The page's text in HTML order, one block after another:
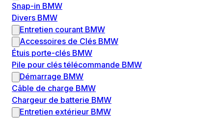
Snap-in BMW
Divers BMW
Entretien courant BMW
Accessoires de Clés BMW
Étuis porte-clés BMW
Pile pour clés télécommande BMW
Démarrage BMW
Câble de charge BMW
Chargeur de batterie BMW
Entretien extérieur BMW